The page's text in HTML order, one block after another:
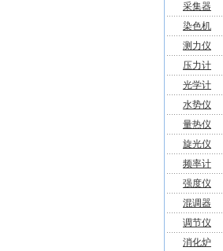
采集器
染色机
测力仪
压力计
光学计
水势仪
量热仪
旋光仪
频率计
强度仪
混调器
调节仪
消化炉